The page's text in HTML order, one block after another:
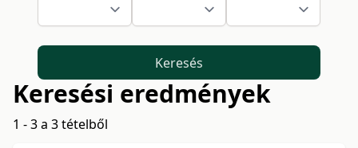
Keresés
Keresési eredmények
1 - 3 a 3 tételből